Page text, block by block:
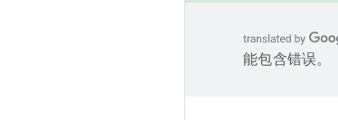
能包含错误。